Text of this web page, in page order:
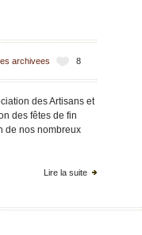
8
archivees
des Artisans et
des fêtes de fin
de nos nombreux
Lire la suite